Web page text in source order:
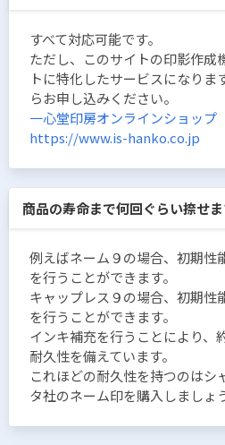
すべて対応可能です。
ただし、このサイトの印影作成
トに特化したサービスになりま
らお申し込みください。
一心堂印房オンラインショップ
https://www.is-hanko.co.jp
商品の寿命まで何回ぐらい捺せま
例えばネーム９の場合、初期性
を行うことができます。
キャップレス９の場合、初期性
を行うことができます。
インキ補充を行うことにより、
耐久性を備えています。
これほどの耐久性を持つのはシ
タ社のネーム印を購入しましょ